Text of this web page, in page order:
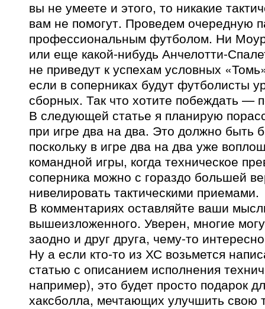
вы не умеете и этого, то никакие
вам не помогут. Проведем очередную
профессиональным футболом. Ни
или еще какой-нибудь Анчелотти-
не приведут к успехам условных
если в соперниках будут футболисты
сборных. Так что хотите побеждать —
В следующей статье я планирую
при игре два на два. Это должно быть
поскольку в игре два на два уже
командной игры, когда техническое
соперника можно с гораздо большей
нивелировать тактическими приемами.
В комментариях оставляйте ваши
вышеизложенного. Уверен, многие
заодно и друг друга, чему-то
Ну а если кто-то из ХС возьмется
статью с описанием исполнения
например), это будет просто подарок
хаксболла, мечтающих улучшить свою